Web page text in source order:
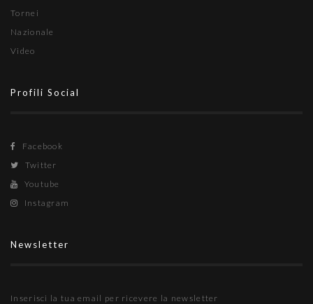
Tornei
Nazionale
Video
Profili Social
Facebook
Twitter
Youtube
Instagram
Newsletter
Inserisci la tua email per ricevere la newsletter